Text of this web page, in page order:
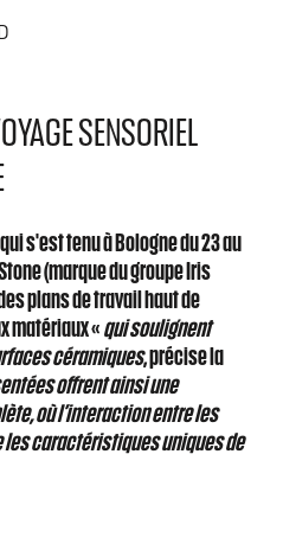
SENSORIEL
s'est tenu à Bologne du 23 au
(marque du groupe Iris
plans de travail haut de
matériaux «qui soulignent
céramiques, précise la
offrent ainsi une
où l’interaction entre les
caractéristiques uniques de